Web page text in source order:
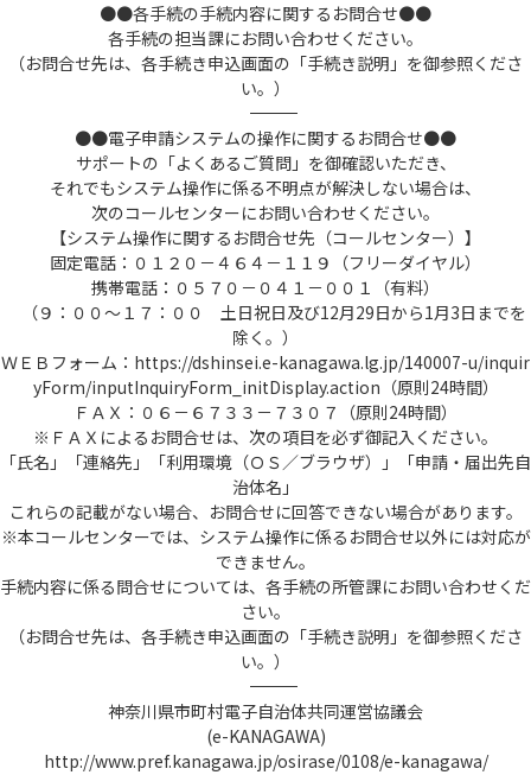
●●各手続の手続内容に関するお問合せ●●
各手続の担当課にお問い合わせください。
（お問合せ先は、各手続き申込画面の「手続き説明」を御参照くださ
い。）
――――――――――――――――――――――――――――――――――――――――――――――――――
●●電子申請システムの操作に関するお問合せ●●
サポートの「よくあるご質問」を御確認いただき、
それでもシステム操作に係る不明点が解決しない場合は、
次のコールセンターにお問い合わせください。
【システム操作に関するお問合せ先（コールセンター）】
固定電話：０１２０－４６４－１１９（フリーダイヤル）
携帯電話：０５７０－０４１－００１（有料）
（９：００～１７：００ 土日祝日及び12月29日から1月3日までを
除く。）
ＷＥＢフォーム：https://dshinsei.e-kanagawa.lg.jp/140007-u/inquir
yForm/inputInquiryForm_initDisplay.action（原則24時間）
ＦＡＸ：０６－６７３３－７３０７（原則24時間）
※ＦＡＸによるお問合せは、次の項目を必ず御記入ください。
「氏名」「連絡先」「利用環境（ＯＳ／ブラウザ）」「申請・届出先自
治体名」
これらの記載がない場合、お問合せに回答できない場合があります。
※本コールセンターでは、システム操作に係るお問合せ以外には対応が
できません。
手続内容に係る問合せについては、各手続の所管課にお問い合わせくだ
さい。
（お問合せ先は、各手続き申込画面の「手続き説明」を御参照くださ
い。）
――――――――――――――――――――――――――――――――――――――――――――――――――
神奈川県市町村電子自治体共同運営協議会
(e-KANAGAWA)
http://www.pref.kanagawa.jp/osirase/0108/e-kanagawa/